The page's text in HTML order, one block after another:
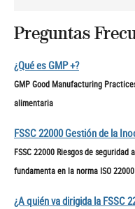
Preguntas
¿Qué es GMP +?
GMP Good Manufacturing
alimentaria
FSSC 22000 Gestión de la
FSSC 22000 Riesgos de
fundamenta en la norma ISO
¿A quién va dirigida la FSSC